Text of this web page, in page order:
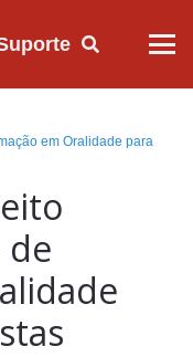
em Oralidade para
de